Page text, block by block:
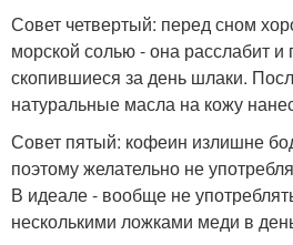
Совет четвертый: перед сном
морской солью - она расслабит
скопившиеся за день шлаки.
натуральные масла на кожу
Совет пятый: кофеин излишне
поэтому желательно не
В идеале - вообще не
несколькими ложками меди в